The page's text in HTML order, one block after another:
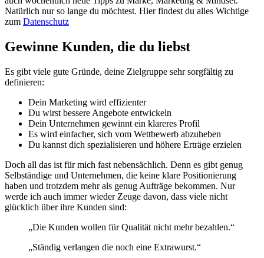
Natürlich nur so lange du möchtest. Hier findest du alles Wichtige
zum Datenschutz
Gewinne Kunden, die du liebst
Es gibt viele gute Gründe, deine Zielgruppe sehr sorgfältig zu
definieren:
Dein Marketing wird effizienter
Du wirst bessere Angebote entwickeln
Dein Unternehmen gewinnt ein klareres Profil
Es wird einfacher, sich vom Wettbewerb abzuheben
Du kannst dich spezialisieren und höhere Erträge erzielen
Doch all das ist für mich fast nebensächlich. Denn es gibt genug
Selbständige und Unternehmen, die keine klare Positionierung
haben und trotzdem mehr als genug Aufträge bekommen. Nur
werde ich auch immer wieder Zeuge davon, dass viele nicht
glücklich über ihre Kunden sind:
„Die Kunden wollen für Qualität nicht mehr bezahlen.“
„Ständig verlangen die noch eine Extrawurst.“